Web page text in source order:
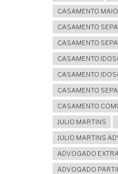
CASAMENTO
CASAMENTO
CASAMENTO
CASAMENTO
CASAMENTO
CASAMENTO
CASAMENTO
JULIO MARTINS
JULIO MARTINS
ADVOGADO
ADVOGADO